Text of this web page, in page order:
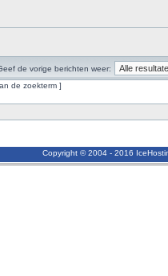
de vorige berichten weer:
de zoekterm ]
Copyright © 2004 - 2016